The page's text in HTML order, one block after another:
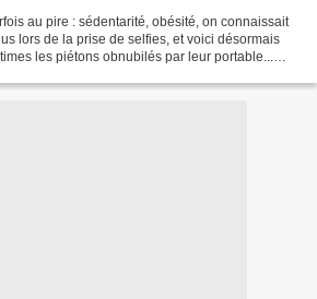
au pire : sédentarité, obésité, on connaissait
lors de la prise de selfies, et voici désormais
les piétons obnubilés par leur portable...